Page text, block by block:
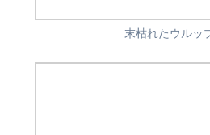
末枯れたウルッ